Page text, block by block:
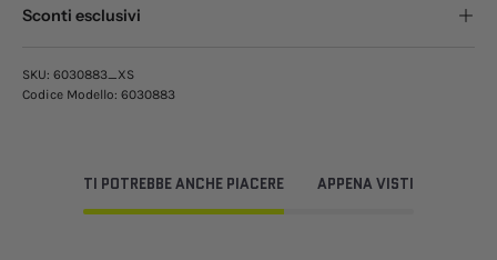
Sconti esclusivi
SKU: 6030883_XS
Codice Modello: 6030883
TI POTREBBE ANCHE PIACERE APPENA VISTI